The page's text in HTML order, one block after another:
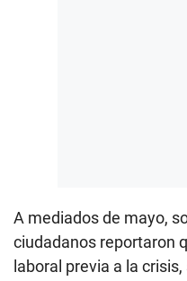
A mediados de mayo,
ciudadanos reportaron
laboral previa a la